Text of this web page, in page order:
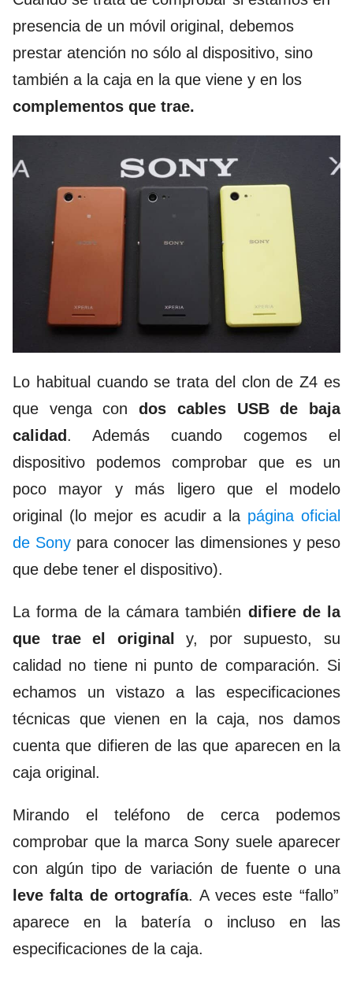
presencia de un móvil original, debemos
prestar atención no sólo al dispositivo, sino
también a la caja en la que viene y en los
complementos que trae.
Lo habitual cuando se trata del clon de Z4 es
que venga condos cables USB de baja
calidad . Además cuando cogemos el
dispositivo podemos comprobar que es un
poco mayor y más ligero que el modelo
original (lo mejor es acudir a la página oficial
de Sony para conocer las dimensiones y peso
que debe tener el dispositivo).
La forma de la cámara también difiere de la
que trae el original
y, por supuesto, su
calidad no tiene ni punto de comparación. Si
echamos un vistazo a las especificaciones
técnicas que vienen en la caja, nos damos
cuenta que difieren de las que aparecen en la
caja original.
Mirando el teléfono de cerca podemos
comprobar que la marca Sony suele aparecer
con algún tipo de variación de fuente o una
leve falta de ortografía. A veces este “fallo”
aparece en la batería o incluso en las
especificaciones de la caja.